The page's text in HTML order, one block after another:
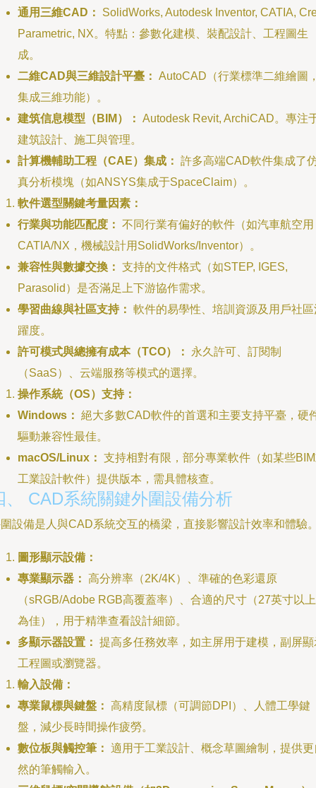
通用三維CAD：
SolidWorks, Autodesk Inventor, CATIA,
Parametric, NX。特點：參數化建模、裝配設計、工程圖生
成。
二維CAD與三維設計平臺： AutoCAD（行業標準二維繪圖
集成三維功能）。
建筑信息模型（BIM）： Autodesk Revit, ArchiCAD。專注
建筑設計、施工與管理。
計算機輔助工程（CAE）集成： 許多高端CAD軟件集成了
真分析模塊（如ANSYS集成于SpaceClaim）。
軟件選型關鍵考量因素：
行業與功能匹配度： 不同行業有偏好的軟件（如汽車航空用
CATIA/NX，機械設計用SolidWorks/Inventor）。
兼容性與數據交換： 支持的文件格式（如STEP, IGES,
Parasolid）是否滿足上下游協作需求。
學習曲線與社區支持： 軟件的易學性、培訓資源及用戶社區
躍度。
許可模式與總擁有成本（TCO）：
永久許可、訂閱制
（SaaS）、云端服務等模式的選擇。
操作系統（OS）支持：
Windows： 絕大多數CAD軟件的首選和主要支持平臺，硬
驅動兼容性最佳。
macOS/Linux： 支持相對有限，部分專業軟件（如某些
工業設計軟件）提供版本，需具體核查。
、 CAD系統關鍵外圍設備分析
設備是人與CAD系統交互的橋梁，直接影響設計效率和體驗
圖形顯示設備：
專業顯示器： 高分辨率（2K/4K）、準確的色彩還原
（sRGB/Adobe RGB高覆蓋率）、合適的尺寸（27英寸以上
為佳），用于精準查看設計細節。
多顯示器設置： 提高多任務效率，如主屏用于建模，副屏顯
工程圖或瀏覽器。
輸入設備：
專業鼠標與鍵盤： 高精度鼠標（可調節DPI）、人體工學鍵
盤，減少長時間操作疲勞。
數位板與觸控筆： 適用于工業設計、概念草圖繪制，提供更
然的筆觸輸入。